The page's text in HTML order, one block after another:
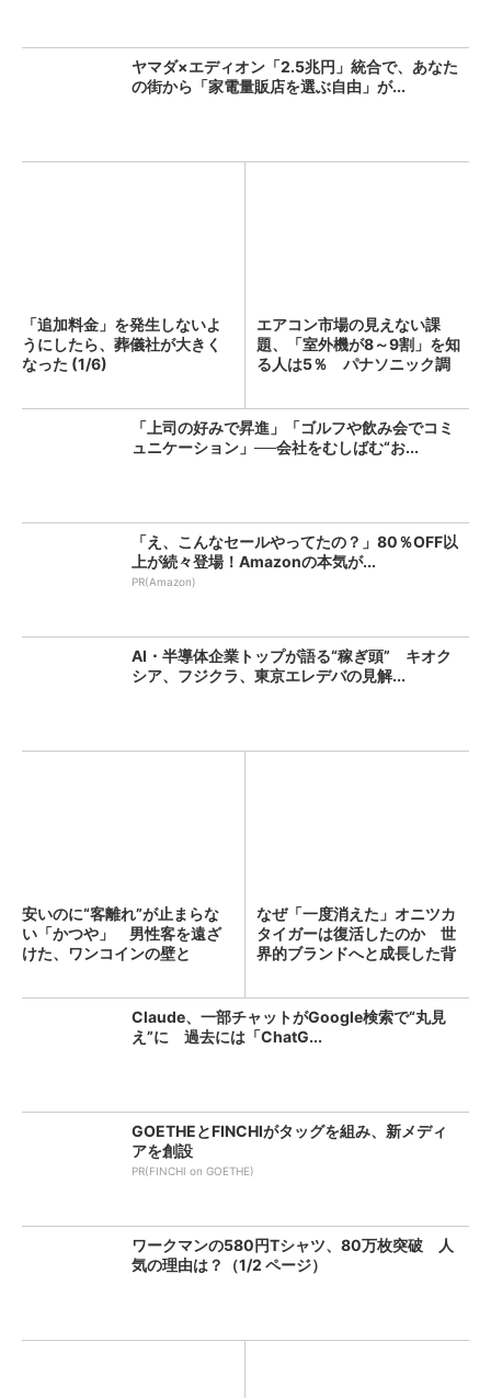
ヤマダ×エディオン「2.5兆円」統合で、あなた
の街から「家電量販店を選ぶ自由」が...
「追加料金」を発生しないよ
うにしたら、葬儀社が大きく
なった (1/6)
エアコン市場の見えない課
題、「室外機が8～9割」を知
る人は5％ パナソニック調
「上司の好みで昇進」「ゴルフや飲み会でコミ
ュニケーション」──会社をむしばむ“お...
「え、こんなセールやってたの？」80％OFF以
上が続々登場！Amazonの本気が...
PR(Amazon)
AI・半導体企業トップが語る“稼ぎ頭” キオク
シア、フジクラ、東京エレデバの見解...
安いのに“客離れ”が止まらな
い「かつや」 男性客を遠ざ
けた、ワンコインの壁と
なぜ「一度消えた」オニツカ
タイガーは復活したのか 世
界的ブランドへと成長した背
Claude、一部チャットがGoogle検索で“丸見
え”に 過去には「ChatG...
GOETHEとFINCHIがタッグを組み、新メディ
アを創設
PR(FINCHI on GOETHE)
ワークマンの580円Tシャツ、80万枚突破 人
気の理由は？（1/2 ページ）